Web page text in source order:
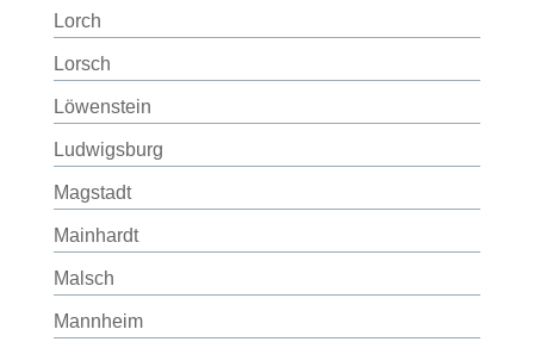
Lorch
Lorsch
Löwenstein
Ludwigsburg
Magstadt
Mainhardt
Malsch
Mannheim